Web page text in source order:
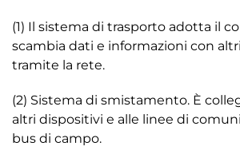
(1) Il sistema di trasporto adotta il
scambia dati e informazioni con
tramite la rete.
(2) Sistema di smistamento. È
altri dispositivi e alle linee di
bus di campo.